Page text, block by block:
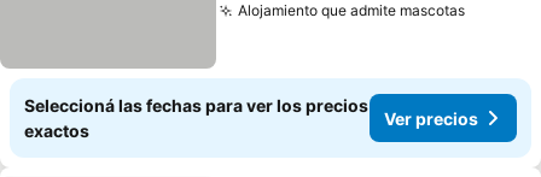
Alojamiento que admite mascotasVer
Seleccioná las fechas para ver los precios
exactos
Ver precios